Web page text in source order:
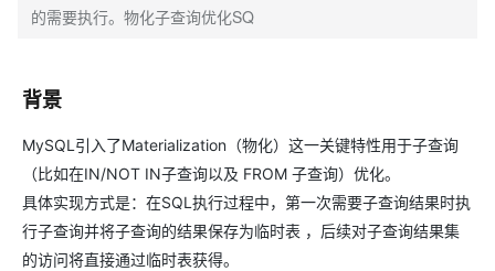
的需要执行。物化子查询优化SQ
背景
MySQL引入了Materialization（物化）这一关键特性用于子查询
（比如在IN/NOT IN子查询以及 FROM 子查询）优化。
具体实现方式是：在SQL执行过程中，第一次需要子查询结果时执
行子查询并将子查询的结果保存为临时表 ，后续对子查询结果集
的访问将直接通过临时表获得。